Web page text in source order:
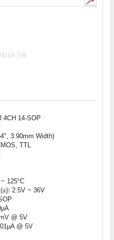
4CH 14-SOP
3.90mm Width)
TTL
125°C
2.5V ~ 36V
@ 5V
@ 5V